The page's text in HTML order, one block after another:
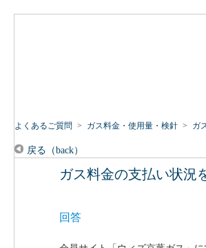
よくあるご質問 > ガス料金・使用量・検針 > ガ
戻る（back）
ガス料金の支払い状況
回答